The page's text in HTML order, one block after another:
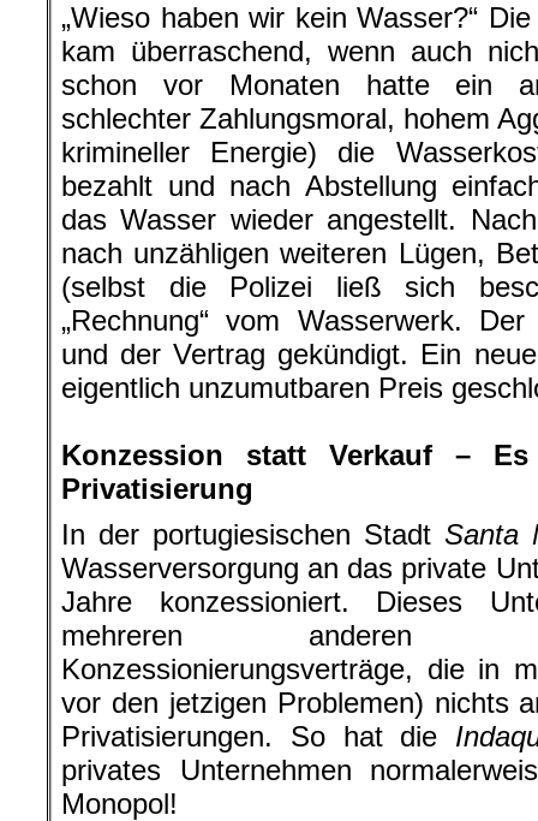
„Wieso haben wir kein Wasser?“
kam überraschend, wenn auch
schon vor Monaten hatte ein
schlechter Zahlungsmoral, hohem
krimineller Energie) die
bezahlt und nach Abstellung
das Wasser wieder angestellt.
nach unzähligen weiteren Lügen,
(selbst die Polizei ließ sich
„Rechnung“ vom Wasserwerk.
und der Vertrag gekündigt. Ein
eigentlich unzumutbaren Preis
Konzession statt Verkauf –
Privatisierung
In der portugiesischen Stadt Santa
Wasserversorgung an das private
Jahre konzessioniert. Dieses
mehreren anderen
Konzessionierungsverträge, die in
vor den jetzigen Problemen) nichts
Privatisierungen. So hat die
privates Unternehmen
Monopol!